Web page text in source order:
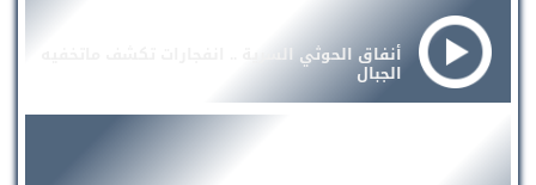
أنفاق الحوثي السرية .. انفجارات تكشف ماتخفيه
الجبال